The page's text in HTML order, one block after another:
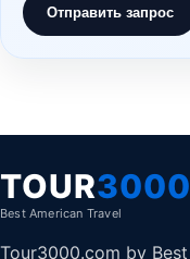
Отправить запрос
TOUR3000
Best American Travel
Tour3000.com by